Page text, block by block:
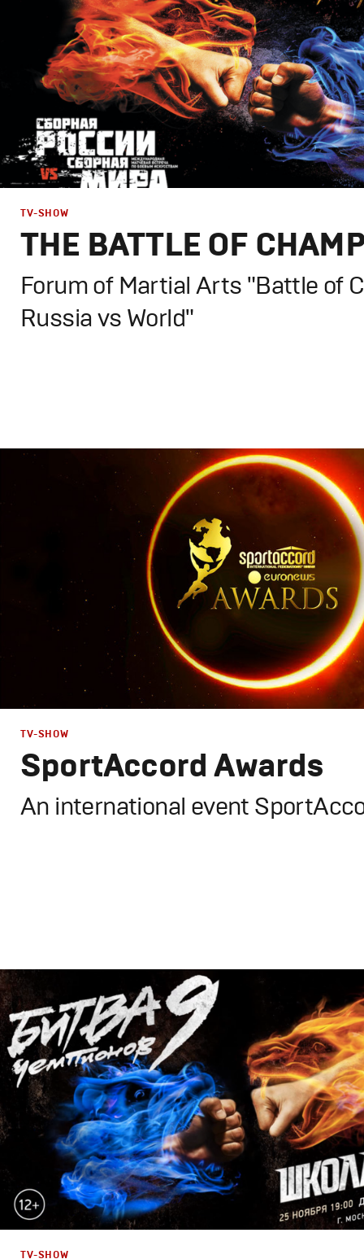
THE BATTLE OF
Forum of Martial Arts "Battle of
Russia vs World"
Design
Графический дизайн Сет дизайн Моушн-дизайн,
TV-SHOW
SportAccord Awards
An international event
Branding
Спортивный брендинг,Графический дизайн ,Сет
Полный цикл,Промо
TV-SHOW
TV-SHOW